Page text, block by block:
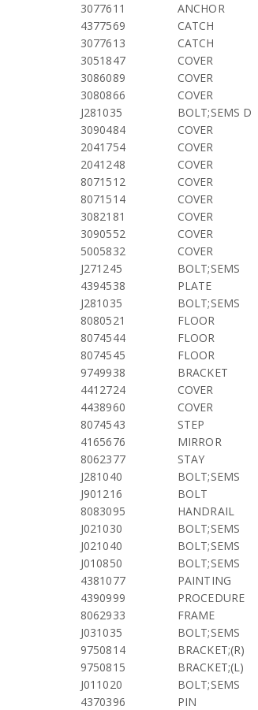
3077611
ANCHOR
4377569
CATCH
3077613
CATCH
3051847
COVER
3086089
COVER
3080866
COVER
J281035
BOLT;SEMS D
3090484
COVER
2041754
COVER
2041248
COVER
8071512
COVER
8071514
COVER
3082181
COVER
3090552
COVER
5005832
COVER
J271245
BOLT;SEMS
4394538
PLATE
J281035
BOLT;SEMS
8080521
FLOOR
8074544
FLOOR
8074545
FLOOR
9749938
BRACKET
4412724
COVER
4438960
COVER
8074543
STEP
4165676
MIRROR
8062377
STAY
J281040
BOLT;SEMS
J901216
BOLT
8083095
HANDRAIL
J021030
BOLT;SEMS
J021040
BOLT;SEMS
J010850
BOLT;SEMS
4381077
PAINTING
4390999
PROCEDURE
8062933
FRAME
J031035
BOLT;SEMS
9750814
BRACKET;(R)
9750815
BRACKET;(L)
J011020
BOLT;SEMS
4370396
PIN